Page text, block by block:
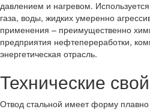
давлением и нагревом.
газа, воды, жидких умеренно
применения – преимущественно
предприятия нефтепереработки,
энергетическая отрасль.
Технические
Отвод стальной имеет форму плавно